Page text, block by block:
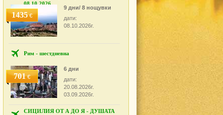
08.10.2026
1435€
9 дни/ 8 нощувки
дати:
08.10.2026г.
Рим - шестдневна
701€
6 дни
дати:
20.08.2026г.
03.09.2026г.
СИЦИЛИЯ ОТ А ДО Я - ДУШАТА